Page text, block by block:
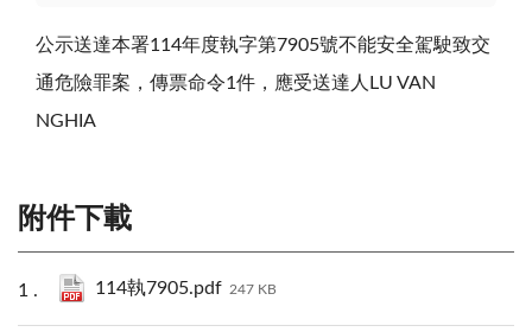
公示送達本署114年度執字第7905號不能安全駕駛致交
通危險罪案，傳票命令1件，應受送達人LU VAN
NGHIA
附件下載
114執7905.pdf 247 KB